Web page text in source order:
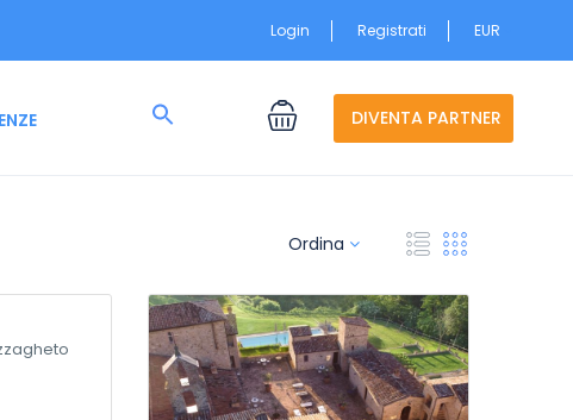
Login Registrati EUR
Search
Search Button
DIVENTA PARTNER
Ordina